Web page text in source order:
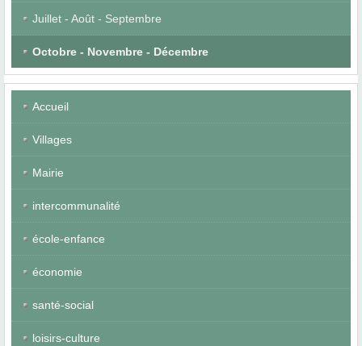
Juillet - Août - Septembre
Octobre - Novembre - Décembre
Accueil
Villages
Mairie
intercommunalité
école-enfance
économie
santé-social
loisirs-culture